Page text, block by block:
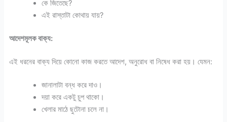
কে জিতেছে?
এই রাস্তাটা কোথায় যায়?
আদেশমূলক বাক্য:
এই ধরনের বাক্য দিয়ে কোনো কাজ করতে আদেশ, অনুরোধ বা নিষেধ করা হয়। যেমন:
জানালাটা বন্ধ করে দাও।
দয়া করে একটু চুপ থাকো।
খেলার মাঠে ছুটোনা চলে না।